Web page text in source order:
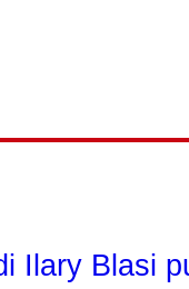
Ilary Blasi